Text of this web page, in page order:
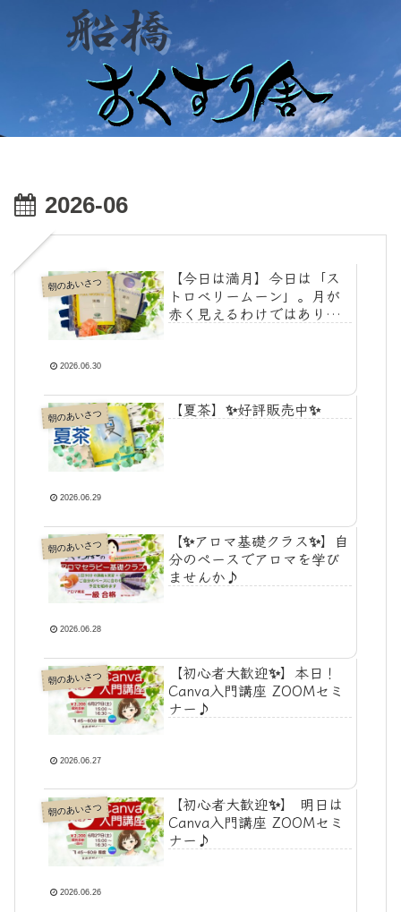
2026-06
朝のあいさつ
【今日は満月】今日は「ス
トロベリームーン」。月が
赤く見えるわけではありま
2026.06.30
朝のあいさつ 【夏茶】✨好評販売中✨
2026.06.29
朝のあいさつ
【✨アロマ基礎クラス✨】自
分のペースでアロマを学び
ませんか♪
2026.06.28
朝のあいさつ
【初心者大歓迎✨】本日！
Canva入門講座 ZOOMセミ
ナー♪
2026.06.27
朝のあいさつ
【初心者大歓迎✨】 明日は
Canva入門講座 ZOOMセミ
ナー♪
2026.06.26